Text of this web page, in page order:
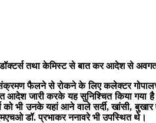
डॉक्टर्स तथा केमिस्ट से बात कर आदेश से
फैलने से रोकने के लिए कलेक्टर
जारी करके यह सुनिश्चित किया गया
को भी उनके यहां आने वाले सर्दी, खांसी,
डॉ. प्रभाकर ननावरे भी उपस्थित थे।